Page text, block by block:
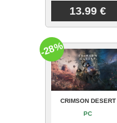
13.99 €
CRIMSON DESERT
PC
-28%